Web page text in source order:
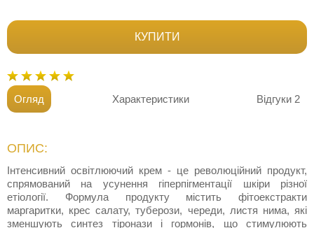
КУПИТИ
Огляд Характеристики Відгуки 2
ОПИС:
Інтенсивний освітлюючий крем - це революційний продукт,
спрямований на усунення гіперпігментації шкіри різної
етіології. Формула продукту містить фітоекстракти
маргаритки, крес салату, туберози, череди, листя нима, які
зменшують синтез тіронази і гормонів, що стимулюють